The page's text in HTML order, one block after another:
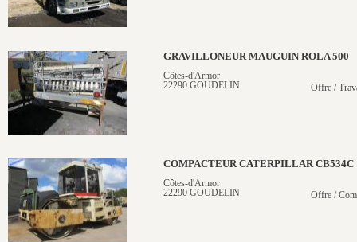
GRAVILLONEUR MAUGUIN ROLA 500
Côtes-d'Armor
22290 GOUDELIN
Offre /
COMPACTEUR CATERPILLAR CB534C
Côtes-d'Armor
22290 GOUDELIN
Offre /